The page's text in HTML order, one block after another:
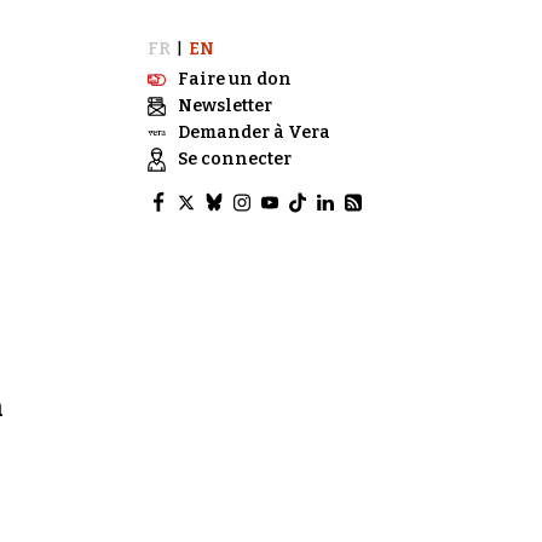
FR
EN
Faire un don
Newsletter
Demander à Vera
Se connecter